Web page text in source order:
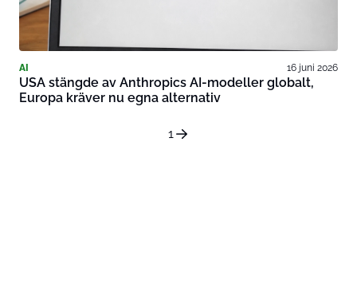
AI 16 juni 2026
USA stängde av Anthropics AI-modeller globalt,
Europa kräver nu egna alternativ
1